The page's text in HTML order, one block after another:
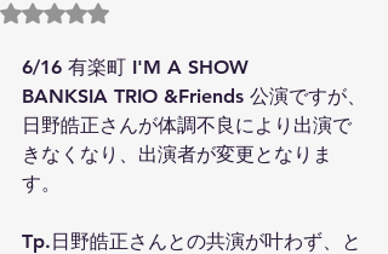
5つ星のうちNaNと評価されています。
6/16 有楽町 I'M A SHOW
BANKSIA TRIO &Friends 公演ですが、
日野皓正さんが体調不良により出演で
きなくなり、出演者が変更となりま
す。
Tp.日野皓正さんとの共演が叶わず、と